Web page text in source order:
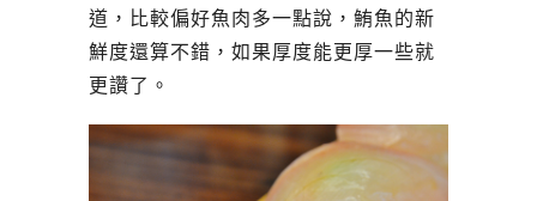
道，比較偏好魚肉多一點說，鮪魚的新
鮮度還算不錯，如果厚度能更厚一些就
更讚了。